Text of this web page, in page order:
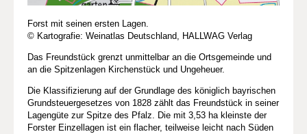
Forst mit seinen ersten Lagen.
© Kartografie: Weinatlas Deutschland, HALLWAG Verlag
Das Freundstück grenzt unmittelbar an die Ortsgemeinde und
an die Spitzenlagen Kirchenstück und Ungeheuer.
Die Klassifizierung auf der Grundlage des königlich bayrischen
Grundsteuergesetzes von 1828 zählt das Freundstück in seiner
Lagengüte zur Spitze des Pfalz. Die mit 3,53 ha kleinste der
Forster Einzellagen ist ein flacher, teilweise leicht nach Süden